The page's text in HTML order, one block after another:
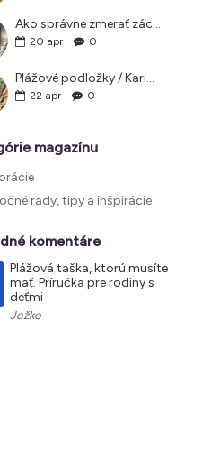
Ako správne zmerať záclony a závesy?
20 apr 0
Plážové podložky / Karimatky na pláž ako si vybrať
22 apr 0
magazínu
rady, tipy a inšpirácie
komentáre
Plážová taška, ktorú musíte
mať. Príručka pre rodiny s
deťmi
Jožko